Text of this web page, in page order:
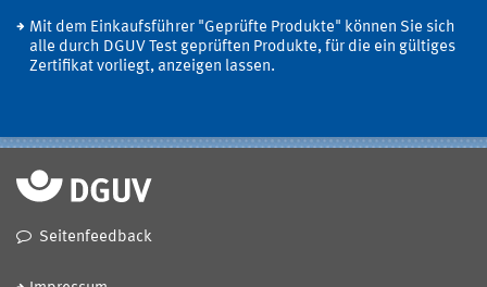
Mit dem Einkaufsführer "Geprüfte Produkte" können Sie sich
alle durch DGUV Test geprüften Produkte, für die ein gültiges
Zertifikat vorliegt, anzeigen lassen.
Seitenfeedback